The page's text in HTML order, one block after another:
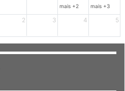
mais +2 mais +3
2 3 4 5